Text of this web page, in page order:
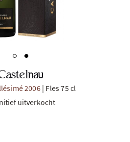
2006| Fles 75 cl
uitverkocht